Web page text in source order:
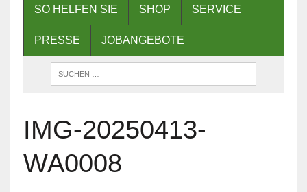
SO HELFEN SIE SHOP SERVICE
PRESSE JOBANGEBOTE
IMG-20250413-
WA0008